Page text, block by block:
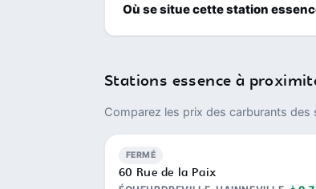
Où se situe cette station
Stations essence à
Comparez les prix des carburants
FERMÉ
60 Rue de la Paix